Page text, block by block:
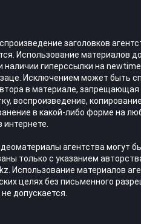
заголовков
Использование материалов
наличии гиперссылки на
Исключением может быть
в материале, запрещающая
воспроизведение,
в какой-либо форме на
интернете.
агентства могут
только с указанием
Использование материалов
целях без письменного
допускается.